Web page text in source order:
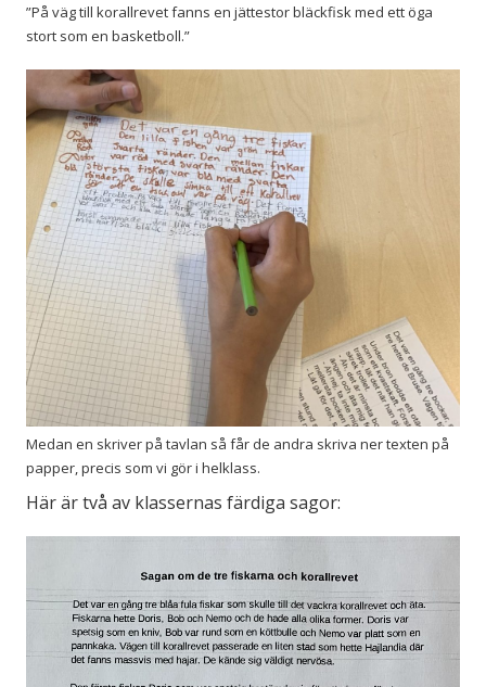
”På väg till korallrevet fanns en jättestor bläckfisk med ett öga
stort som en basketboll.”
Medan en skriver på tavlan så får de andra skriva ner texten på
papper, precis som vi gör i helklass.
Här är två av klassernas färdiga sagor: